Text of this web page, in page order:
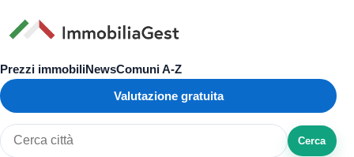
Prezzi immobiliNewsComuni A-Z
Valutazione gratuita
Cerca città o zona
Cerca